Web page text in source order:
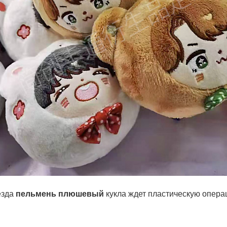
пельмень плюшевый кукла ждет пластическую